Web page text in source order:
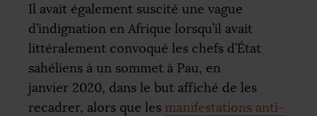
Il avait également suscité une vague
d’indignation en Afrique lorsqu’il avait
littéralement convoqué les chefs d’État
sahéliens à un sommet à Pau, en
janvier 2020, dans le but affiché de les
recadrer, alors que les manifestations anti-